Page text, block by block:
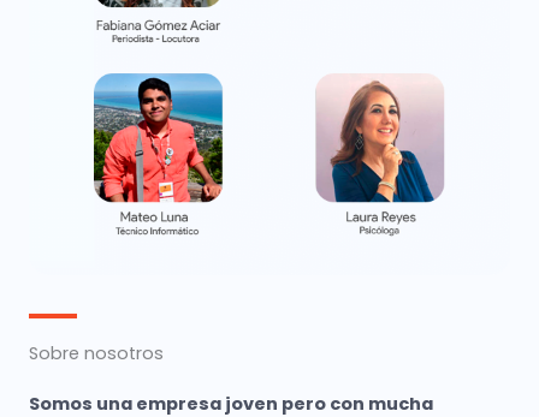
Sobre nosotros
Somos una empresa joven pero con mucha